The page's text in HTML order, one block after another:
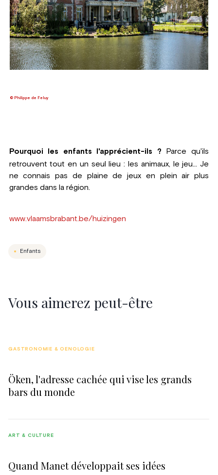
© Philippe de Feluy
Pourquoi les enfants l'apprécient-ils ? Parce qu'ils
retrouvent tout en un seul lieu : les animaux, le jeu... Je
ne connais pas de plaine de jeux en plein air plus
grandes dans la région.
www.vlaamsbrabant.be/huizingen
Enfants
Vous aimerez peut-être
Öken, l'adresse cachée qui vise les grands
bars du monde
GASTRONOMIE & OENOLOGIE
Quand Manet développait ses idées
ART & CULTURE